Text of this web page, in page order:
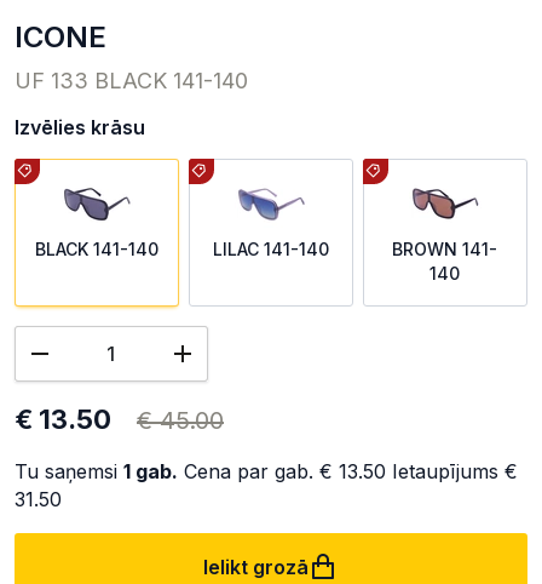
ICONE
UF 133 BLACK 141-140
Izvēlies krāsu
BLACK 141-140 LILAC 141-140
BROWN 141-
140
€ 13.50 € 45.00
Tu saņemsi 1 gab. Cena par gab. € 13.50 Ietaupījums €
31.50
Ielikt grozā